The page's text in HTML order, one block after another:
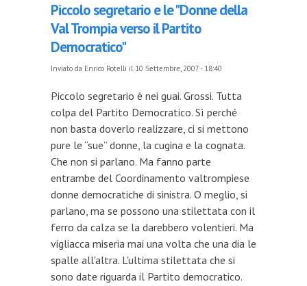
Piccolo segretario e le "Donne della
Val Trompia verso il Partito
Democratico"
Inviato da Enrico Rotelli il 10 Settembre, 2007 - 18:40
Piccolo segretario è nei guai. Grossi. Tutta
colpa del Partito Democratico. Sì perché
non basta doverlo realizzare, ci si mettono
pure le “sue” donne, la cugina e la cognata.
Che non si parlano. Ma fanno parte
entrambe del Coordinamento valtrompiese
donne democratiche di sinistra. O meglio, si
parlano, ma se possono una stilettata con il
ferro da calza se la darebbero volentieri. Ma
vigliacca miseria mai una volta che una dia le
spalle all'altra. L'ultima stilettata che si
sono date riguarda il Partito democratico.